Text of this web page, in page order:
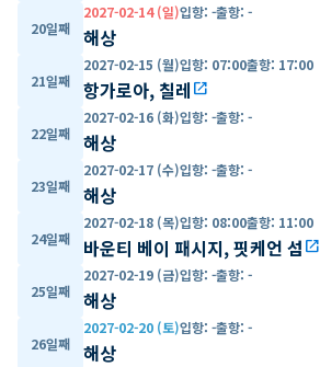
20일째
2027-02-14 (일)입항: -출항: -
해상
21일째
2027-02-15 (월)입항: 07:00출항: 17:00
항가로아, 칠레 open_in_new
22일째
2027-02-16 (화)입항: -출항: -
해상
23일째
2027-02-17 (수)입항: -출항: -
해상
24일째
2027-02-18 (목)입항: 08:00출항: 11:00
바운티 베이 패시지, 핏케언 섬 open_in_new
25일째
2027-02-19 (금)입항: -출항: -
해상
26일째
2027-02-20 (토)입항: -출항: -
해상